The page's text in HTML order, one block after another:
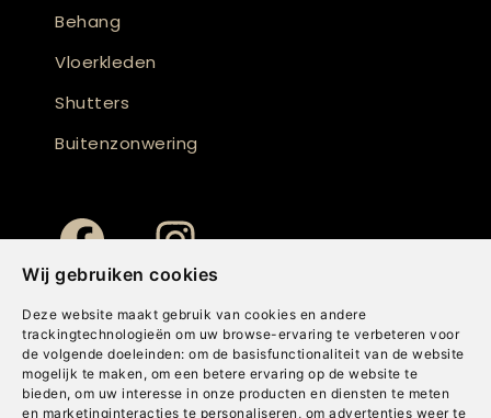
Wij gebruiken cookies
Deze website maakt gebruik van cookies en andere
trackingtechnologieën om uw browse-ervaring te verbeteren voor
de volgende doeleinden: om de basisfunctionaliteit van de website
mogelijk te maken , om een betere ervaring op de website te
bieden, om uw interesse in onze producten en diensten te meten
en marketinginteracties te personaliseren , om advertenties weer te
Behang
Vloerkleden
Shutters
Buitenzonwering